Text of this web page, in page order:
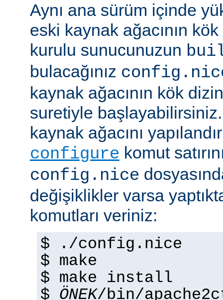
Aynı ana sürüm içinde
eski kaynak ağacının
kurulu sunucunuzun
bulacağınız
kaynak ağacının kök
suretiyle
kaynak ağacını
configure komut
config.nice
değişiklikler varsa
komutları veriniz:
$ ./config.nice
$ make
$ make install
$ ÖNEK/bin/